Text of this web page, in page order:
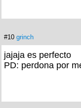
#10 grinch
jajaja es perfecto
PD: perdona por